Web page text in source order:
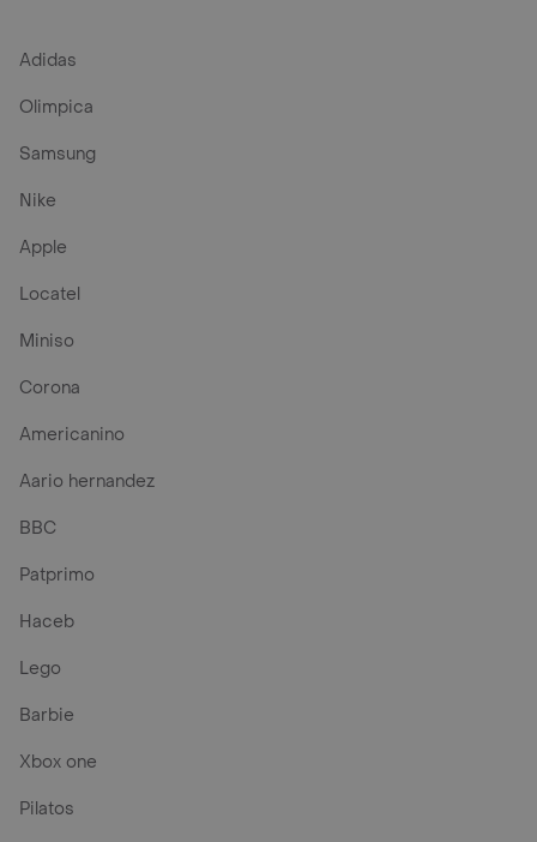
Adidas
Olimpica
Samsung
Nike
Apple
Locatel
Miniso
Corona
Americanino
Aario hernandez
BBC
Patprimo
Haceb
Lego
Barbie
Xbox one
Pilatos